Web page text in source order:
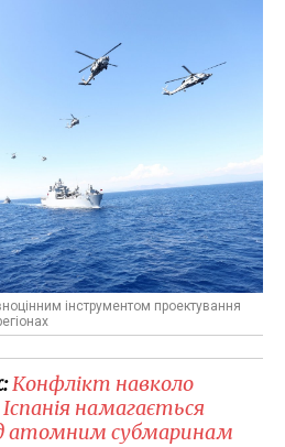
інструментом проектування
Конфлікт навколо
намагається
атомним субмаринам